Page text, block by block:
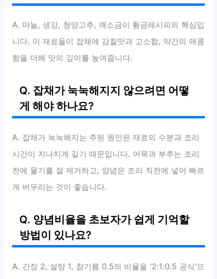
A. 마늘, 생강, 청양고추, 깨소금이 황금레시피의 핵심입
니다. 이 재료들이 잡채에 감칠맛과 고소함, 약간의 매콤
함을 더해 맛의 깊이를 높여줍니다.
Q. 잡채가 눅눅해지지 않으려면 어떻
게 해야 하나요?
A. 잡채가 눅눅해지는 주된 원인은 재료의 수분과 조리
시간이 지나치게 길기 때문입니다. 어묵과 부추는 조리
전에 물기를 잘 제거하고, 양념은 조리 직전에 넣어 빠르
게 버무리는 것이 좋습니다.
Q. 양념비율을 초보자가 쉽게 기억할
방법이 있나요?
A. 간장 2, 설탕 1, 참기름 0.5의 비율을 ‘2:1:0.5 공식’으